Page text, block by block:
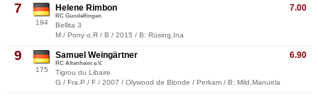
7
194
7.00
Helene Rimbon
RC Gundelfingen
Bellita 3
M / Pony o.R / B / 2015 / B: Rüsing,Ina
9
175
6.90
Samuel Weingärtner
RC Altenheim e.V.
Tigrou du Libaire
G / Fra.P / F / 2007 / Olywood de Blonde / Perkam / B: Mild,Manuela